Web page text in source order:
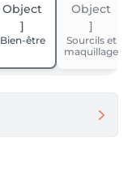
Bien-être
Sourcils et
maquillage